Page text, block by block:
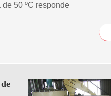
de 50 ºC responde